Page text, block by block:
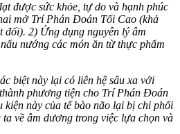
được sức khỏe, tự do và hạnh phúc
mở Trí Phán Đoán Tối Cao (khả
đối). 2) Ứng dụng nguyên lý âm
nướng các món ăn từ thực phẩm
biệt này lại có liên hệ sâu xa với
phương tiện cho Trí Phán Đoán
kiện này của tế bào não lại bị chi phối
về âm dương trong việc lựa chọn và